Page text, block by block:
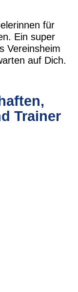
für
Ein super
Vereinsheim
auf Dich.
Trainer